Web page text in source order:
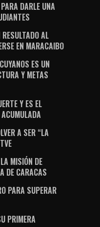
DARLE UNA
AL
EN MARACAIBO
ES UN
Y METAS
Y ES EL
A SER “LA
MISIÓN DE
DE CARACAS
PARA SUPERAR
PRIMERA